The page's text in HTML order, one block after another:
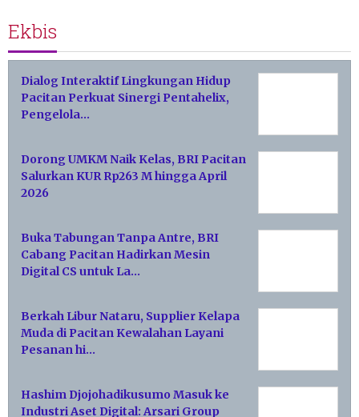
Ekbis
Dialog Interaktif Lingkungan Hidup
Pacitan Perkuat Sinergi Pentahelix,
Pengelola…
Dorong UMKM Naik Kelas, BRI Pacitan
Salurkan KUR Rp263 M hingga April
2026
Buka Tabungan Tanpa Antre, BRI
Cabang Pacitan Hadirkan Mesin
Digital CS untuk La…
Berkah Libur Nataru, Supplier Kelapa
Muda di Pacitan Kewalahan Layani
Pesanan hi…
Hashim Djojohadikusumo Masuk ke
Industri Aset Digital: Arsari Group